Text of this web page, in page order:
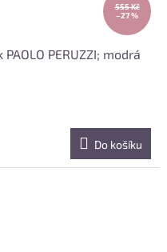
555 Kč
–27 %
PERUZZI; modrá
Do košíku